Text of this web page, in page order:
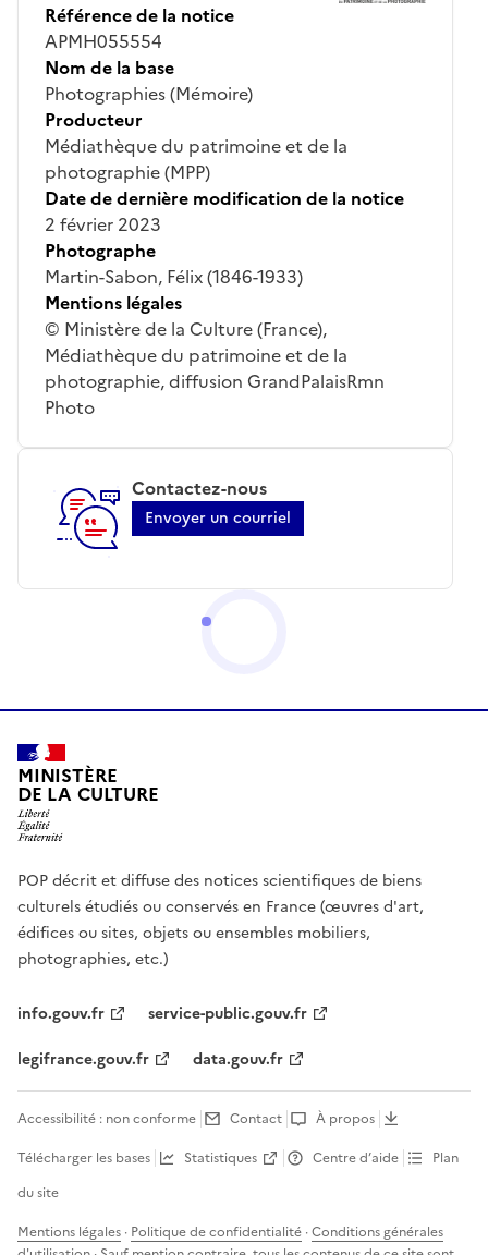
Référence de la notice
APMH055554
Nom de la base
Photographies (Mémoire)
Producteur
Médiathèque du patrimoine et de la
photographie (MPP)
Date de dernière modification de la notice
2 février 2023
Photographe
Martin-Sabon, Félix (1846-1933)
Mentions légales
© Ministère de la Culture (France),
Médiathèque du patrimoine et de la
photographie, diffusion GrandPalaisRmn
Photo
Contactez-nous
Envoyer un courriel
MINISTÈRE
DE LA CULTURE
POP décrit et diffuse des notices scientifiques de biens
culturels étudiés ou conservés en France (œuvres d'art,
édifices ou sites, objets ou ensembles mobiliers,
photographies, etc.)
info.gouv.fr
service-public.gouv.fr
legifrance.gouv.fr
data.gouv.fr
Accessibilité : non conforme Contact
À propos
Télécharger les bases
Statistiques Centre d’aide
Plan
du site
Mentions légales · Politique de confidentialité ·Conditions générales